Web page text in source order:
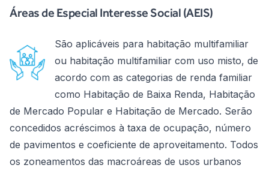
Áreas de Especial Interesse Social (AEIS)
São aplicáveis para habitação multifamiliar
ou habitação multifamiliar com uso misto, de
acordo com as categorias de renda familiar
como Habitação de Baixa Renda, Habitação
de Mercado Popular e Habitação de Mercado. Serão
concedidos acréscimos à taxa de ocupação, número
de pavimentos e coeficiente de aproveitamento. Todos
os zoneamentos das macroáreas de usos urbanos